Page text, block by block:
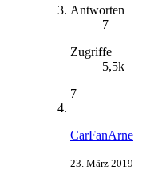
Antworten
7
Zugriffe
5,5k
7
CarFanArne
23. März 2019